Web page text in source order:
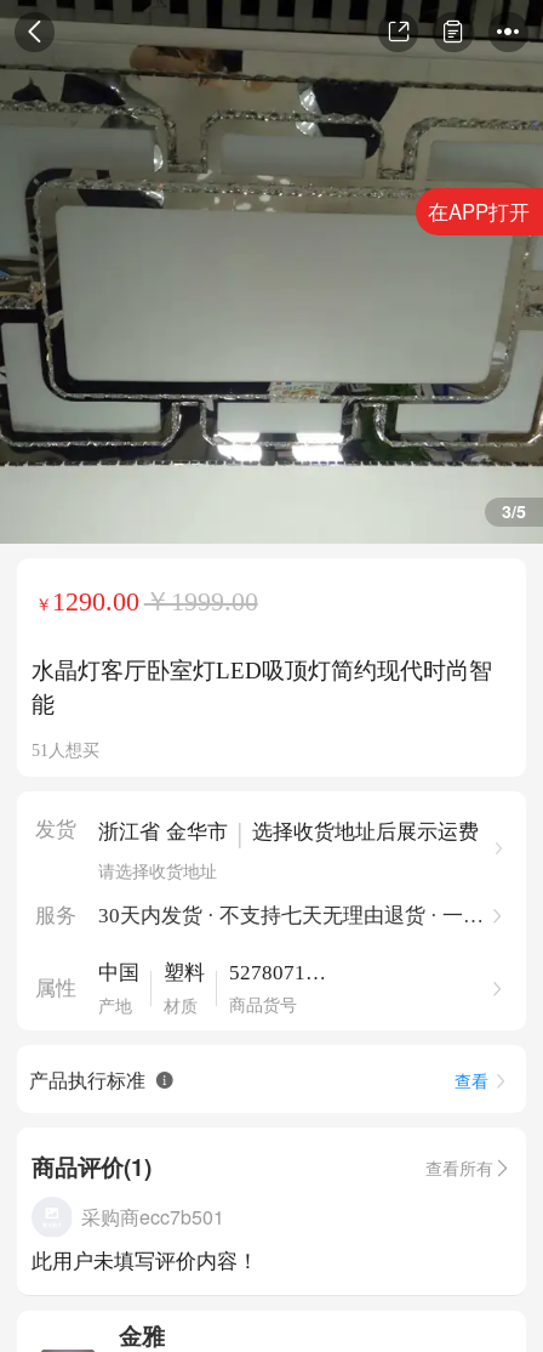
在APP打开
3/5
￥ 1290.00￥1999.00
水晶灯客厅卧室灯LED吸顶灯简约现代时尚智
能
51人想买
发货 浙江省 金华市 | 选择收货地址后展示运费
请选择收货地址
服务
30天内发货 · 不支持七天无理由退货 · 一件
属性
中国
产地
塑料
材质
527807175
53051152
商品货号
产品执行标准 查看
商品评价(1) 查看所有
采购商ecc7b501
此用户未填写评价内容！
金雅